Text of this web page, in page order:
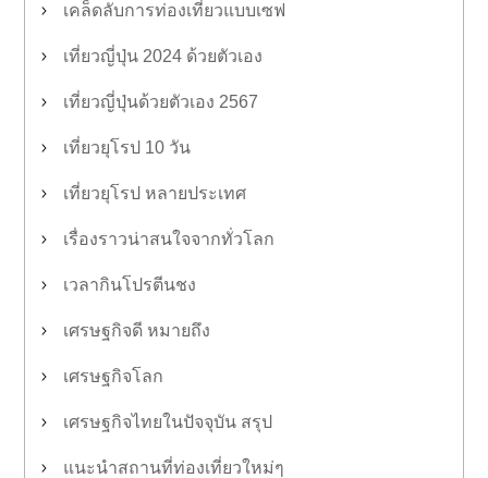
เคล็ดลับการท่องเที่ยวแบบเซฟ
เที่ยวญี่ปุ่น 2024 ด้วยตัวเอง
เที่ยวญี่ปุ่นด้วยตัวเอง 2567
เที่ยวยุโรป 10 วัน
เที่ยวยุโรป หลายประเทศ
เรื่องราวน่าสนใจจากทั่วโลก
เวลากินโปรตีนชง
เศรษฐกิจดี หมายถึง
เศรษฐกิจโลก
เศรษฐกิจไทยในปัจจุบัน สรุป
แนะนำสถานที่ท่องเที่ยวใหม่ๆ